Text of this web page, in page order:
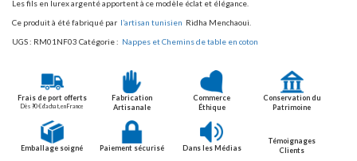
Les fils en lurex argenté apportent à ce modèle éclat et élégance.
Ce produit à été fabriqué par l’artisan tunisien Ridha Menchaoui.
UGS : RM01NF03 Catégorie : Nappes et Chemins de table en coton
Frais de port offerts
Dès 90 € d’achat, en France
Fabrication
Artisanale
Commerce
Éthique
Conservation du
Patrimoine
Emballage soigné Paiement sécurisé Dans les Médias
Témoignages
Clients